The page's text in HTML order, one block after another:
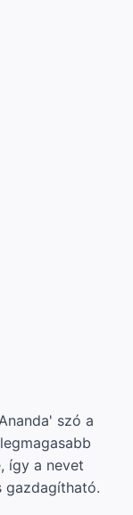
szó a
így a nevet
gazdagítható.